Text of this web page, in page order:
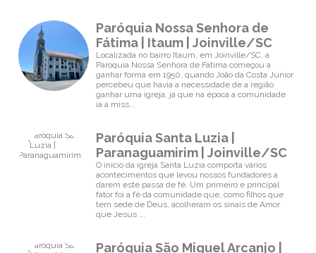
Paróquia Nossa Senhora de
Fátima | Itaum | Joinville/SC
Localizada no bairro Itaum, em Joinville/SC, a
Paróquia Nossa Senhora de Fátima começou a
ganhar forma em 1950, quando João da Costa Junior
percebeu que havia a necessidade de a região
ganhar uma igreja, já que na época a comunidade
ia à miss...
Paróquia Santa Luzia |
Paranaguamirim | Joinville/SC
O início da igreja Santa Luzia comporta vários
acontecimentos que levou nossos fundadores a
darem este passa de fé. Um primeiro e principal
fator foi a fé da comunidade que, como filhos que
tem sede de Deus, acolheram os sinais de Amor
que Jesus ...
Paróquia São Miguel Arcanjo |